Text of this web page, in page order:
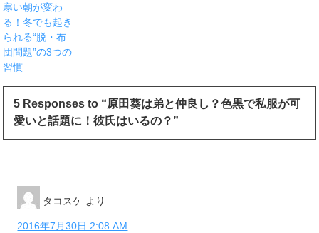
寒い朝が変わ
る！冬でも起き
られる“脱・布
団問題”の3つの
習慣
5 Responses to “原田葵は弟と仲良し？色黒で私服が可
愛いと話題に！彼氏はいるの？”
タコスケ より:
2016年7月30日 2:08 AM